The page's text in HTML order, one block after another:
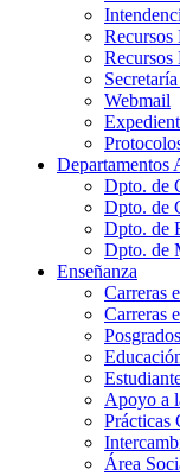
Recursos
Recursos
Webmail
Departamentos
Dpto. de
Dpto. de
Dpto. de
Dpto. de
Enseñanza
Carreras
Carreras
Posgrados
Apoyo a
Prácticas
Área